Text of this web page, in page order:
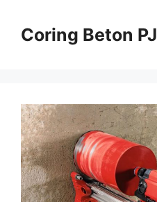
contentCoring Beton PJ